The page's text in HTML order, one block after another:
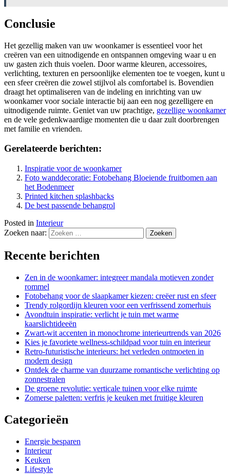
Conclusie
Het gezellig maken van uw woonkamer is essentieel voor het
creëren van een uitnodigende en ontspannen omgeving waar u en
uw gasten zich thuis voelen. Door warme kleuren, accessoires,
verlichting, texturen en persoonlijke elementen toe te voegen, kunt u
een sfeer creëren die zowel stijlvol als comfortabel is. Bovendien
draagt het optimaliseren van de indeling en inrichting van uw
woonkamer voor sociale interactie bij aan een nog gezelligere en
uitnodigende ruimte. Geniet van uw prachtige, gezellige woonkamer
en de vele gedenkwaardige momenten die u daar zult doorbrengen
met familie en vrienden.
Gerelateerde berichten:
Inspiratie voor de woonkamer
Foto wanddecoratie: Fotobehang Bloeiende fruitbomen aan
het Bodenmeer
Printed kitchen splashbacks
De best passende behangrol
Posted in Interieur
Zoeken naar:
Recente berichten
Zen in de woonkamer: integreer mandala motieven zonder
rommel
Fotobehang voor de slaapkamer kiezen: creëer rust en sfeer
Trendy rolgordijn kleuren voor een verfrissend zomerhuis
Avondtuin inspiratie: verlicht je tuin met warme
kaarslichtideeën
Zwart-wit accenten in monochrome interieurtrends van 2026
Kies je favoriete wellness-schildpad voor tuin en interieur
Retro-futuristische interieurs: het verleden ontmoeten in
modern design
Ontdek de charme van duurzame romantische verlichting op
zonnestralen
De groene revolutie: verticale tuinen voor elke ruimte
Zomerse paletten: verfris je keuken met fruitige kleuren
Categorieën
Energie besparen
Interieur
Keuken
Lifestyle